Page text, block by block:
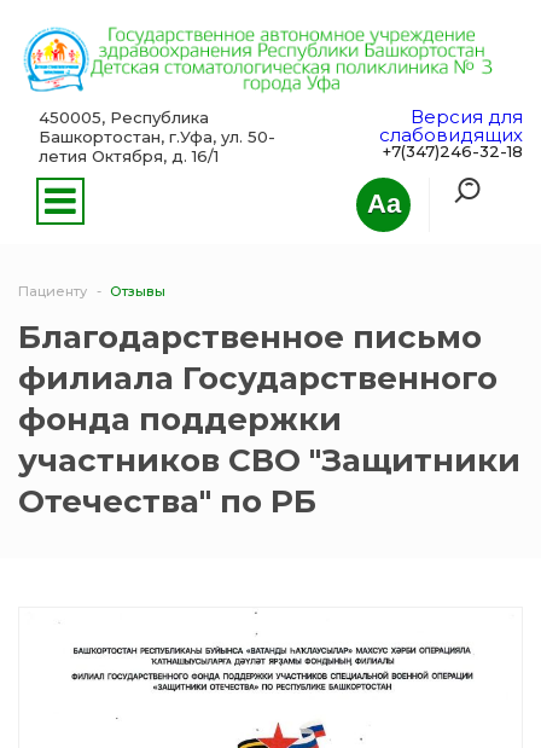
Aa
450005, Республика
Башкортостан, г.Уфа, ул. 50-
летия Октября, д. 16/1
Версия для
слабовидящих
+7(347)246-32-18
Пациенту Отзывы
Благодарственное письмо
филиала Государственного
фонда поддержки
участников СВО "Защитники
Отечества" по РБ